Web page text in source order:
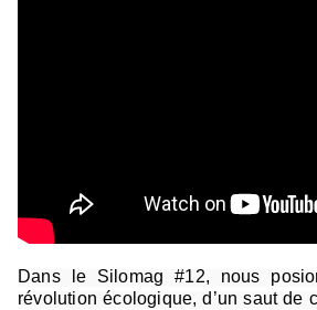
Dans le Silomag #12, nous
révolution écologique, d’un saut de